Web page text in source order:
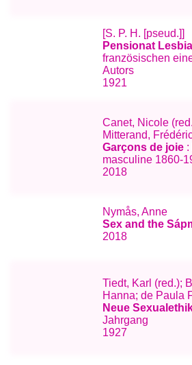
[S. P. H. [pseud.]]
Pensionat
französischen
Autors
1921
Canet, Nicole
Mitterand,
Garçons de joie :
masculine 1860-
2018
Nymås, Anne
Sex and the
2018
Tiedt, Karl (red.);
Hanna; de Paula
Neue
Jahrgang
1927